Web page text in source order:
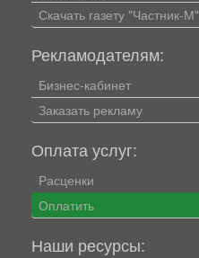
Скачать газету "Частник-М"
Рекламодателям:
Бизнес-кабинет
Заказать рекламу
Оплата услуг:
Расценки
Оплатить
Наши ресурсы: